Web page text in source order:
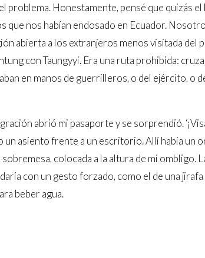
problema. Honestamente, pensé que quizás
que nos habían endosado en Ecuador.
abierta a los extranjeros menos visitada del
con Taungyyi. Era una ruta prohibida:
en manos de guerrilleros, o del ejército, o
abrió mi pasaporte y se sorprendió.
un asiento frente a un escritorio. Allí había un
sobremesa, colocada a la altura de mi ombligo.
con un gesto forzado, como el de una
beber agua.